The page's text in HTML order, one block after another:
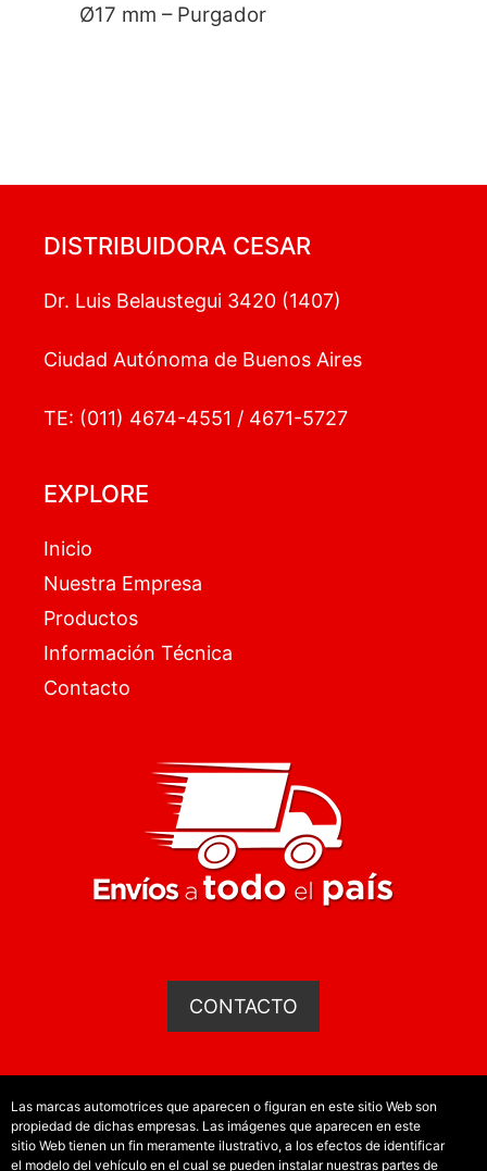
Ø17 mm – Purgador
DISTRIBUIDORA CESAR
Dr. Luis Belaustegui 3420 (1407)
Ciudad Autónoma de Buenos Aires
TE: (011) 4674-4551 / 4671-5727
EXPLORE
Inicio
Nuestra Empresa
Productos
Información Técnica
Contacto
CONTACTO
Las marcas automotrices que aparecen o figuran en este sitio Web son
propiedad de dichas empresas. Las imágenes que aparecen en este
sitio Web tienen un fin meramente ilustrativo, a los efectos de identificar
el modelo del vehículo en el cual se pueden instalar nuestras partes de